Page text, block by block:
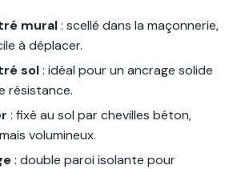
mural: scellé dans la maçonnerie,
à déplacer.
sol: idéal pour un ancrage solide
résistance.
: fixé au sol par chevilles béton,
volumineux.
: double paroi isolante pour